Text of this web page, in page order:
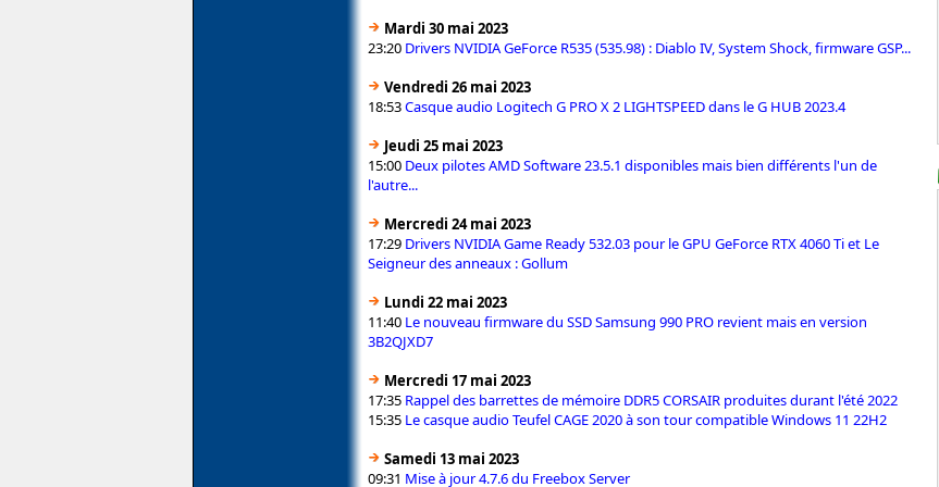
Mardi 30 mai 2023
23:20 Drivers NVIDIA GeForce R535 (535.98) : Diablo IV, System Shock, firmware GSP...
Vendredi 26 mai 2023
18:53Casque audio Logitech G PRO X 2 LIGHTSPEED dans le G HUB 2023.4
Jeudi 25 mai 2023
15:00 Deux pilotes AMD Software 23.5.1 disponibles mais bien différents l'un de
l'autre...
Mercredi 24 mai 2023
17:29 Drivers NVIDIA Game Ready 532.03 pour le GPU GeForce RTX 4060 Ti et Le
Seigneur des anneaux : Gollum
Lundi 22 mai 2023
11:40 Le nouveau firmware du SSD Samsung 990 PRO revient mais en version
3B2QJXD7
Mercredi 17 mai 2023
17:35 Rappel des barrettes de mémoire DDR5 CORSAIR produites durant l'été 2022
15:35 Le casque audio Teufel CAGE 2020 à son tour compatible Windows 11 22H2
Samedi 13 mai 2023
09:31 Mise à jour 4.7.6 du Freebox Server